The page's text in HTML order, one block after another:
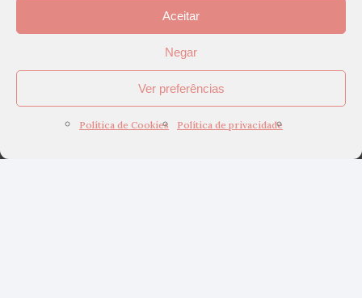
Aceitar
Negar
Ver preferências
Política de Cookies Política de privacidade